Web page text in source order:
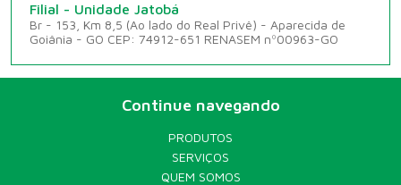
Filial - Unidade Jatobá
Br - 153, Km 8,5 (Ao lado do Real Privê) - Aparecida de
Goiânia - GO CEP: 74912-651 RENASEM nº00963-GO
Continue navegando
PRODUTOS
SERVIÇOS
QUEM SOMOS